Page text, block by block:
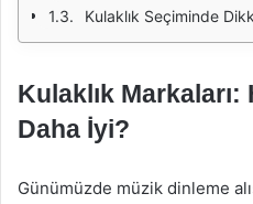
Kulaklık Seçiminde
Kulaklık
Daha İyi?
Günümüzde müzik dinleme